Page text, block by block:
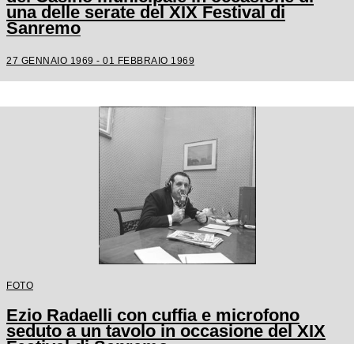
una delle serate del XIX Festival di
Sanremo
27 GENNAIO 1969 - 01 FEBBRAIO 1969
FOTO
Ezio Radaelli con cuffia e microfono
seduto a un tavolo in occasione del XIX